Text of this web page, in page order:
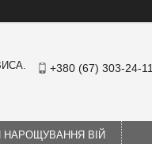
+380 (67) 303-24-
ВІЙ